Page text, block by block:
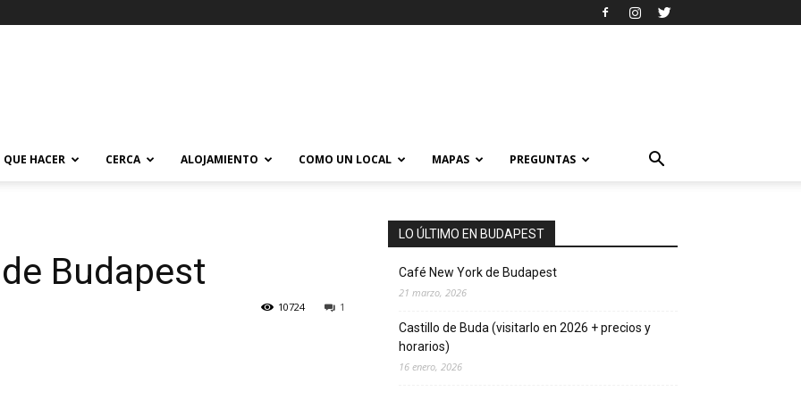
QUE HACER CERCA ALOJAMIENTO COMO UN LOCAL MAPAS PREGUNTAS
Budapest
1
10724
LO ÚLTIMO EN BUDAPEST
Café New York de Budapest
21 marzo, 2026
Castillo de Buda (visitarlo en 2026 + precios y
horarios)
16 enero, 2026